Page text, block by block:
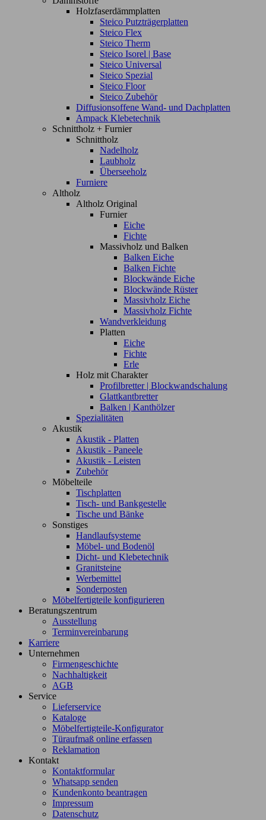
Holzfaserdämmplatten
Steico Putzträgerplatten
Steico Flex
Steico Therm
Steico Isorel | Base
Steico Universal
Steico Spezial
Steico Floor
Steico Zubehör
Diffusionsoffene Wand- und Dachplatten
Ampack Klebetechnik
Schnittholz + Furnier
Schnittholz
Nadelholz
Laubholz
Überseeholz
Furniere
Altholz
Altholz Original
Furnier
Eiche
Fichte
Massivholz und Balken
Balken Eiche
Balken Fichte
Blockwände Eiche
Blockwände Rüster
Massivholz Eiche
Massivholz Fichte
Wandverkleidung
Platten
Eiche
Fichte
Erle
Holz mit Charakter
Profilbretter | Blockwandschalung
Glattkantbretter
Balken | Kanthölzer
Spezialitäten
Akustik
Akustik - Platten
Akustik - Paneele
Akustik - Leisten
Zubehör
Möbelteile
Tischplatten
Tisch- und Bankgestelle
Tische und Bänke
Sonstiges
Handlaufsysteme
Möbel- und Bodenöl
Dicht- und Klebetechnik
Granitsteine
Werbemittel
Sonderposten
Möbelfertigteile konfigurieren
Beratungszentrum
Ausstellung
Terminvereinbarung
Karriere
Unternehmen
Firmengeschichte
Nachhaltigkeit
AGB
Service
Lieferservice
Kataloge
Möbelfertigteile-Konfigurator
Türaufmaß online erfassen
Reklamation
Kontakt
Kontaktformular
Whatsapp senden
Kundenkonto beantragen
Impressum
Datenschutz